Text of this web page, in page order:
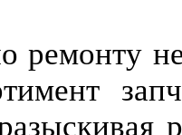
ремонту